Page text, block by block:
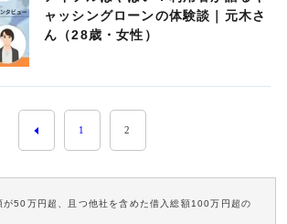
ャッシングローンの体験談｜元木さ
ん（28歳・女性）
1 2
が50万円超、且つ他社を含めた借入総額100万円超の